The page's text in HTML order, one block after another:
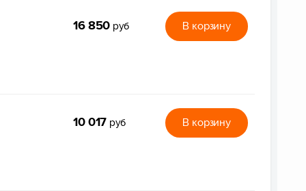
16 850 руб В корзину
10 017 руб В корзину